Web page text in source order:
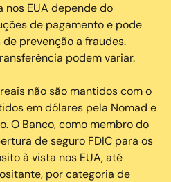
EUA depende do
de pagamento e pode
prevenção a fraudes.
podem variar.
não são mantidos com o
em dólares pela Nomad e
O Banco, como membro do
de seguro FDIC para os
à vista nos EUA, até
por categoria de